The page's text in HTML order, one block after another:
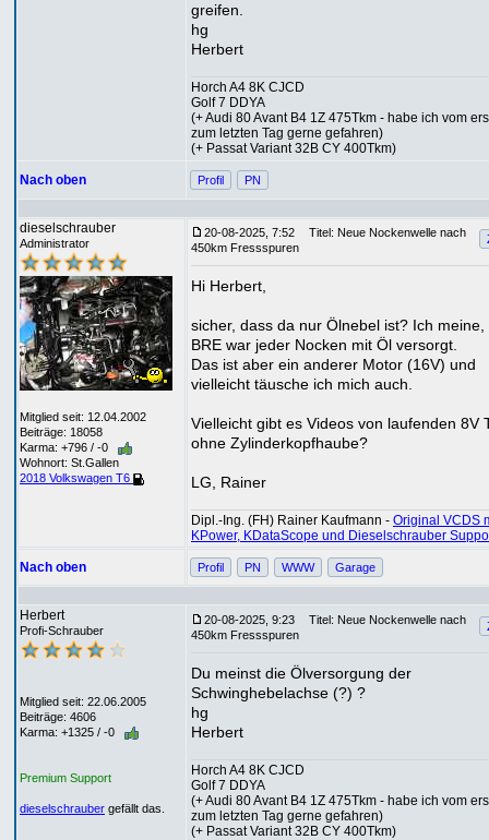
greifen.
hg
Herbert
Horch A4 8K CJCD
Golf 7 DDYA
(+ Audi 80 Avant B4 1Z 475Tkm - habe ich vom
zum letzten Tag gerne gefahren)
(+ Passat Variant 32B CY 400Tkm)
Nach oben Profil PN
dieselschrauber
Administrator
Mitglied seit: 12.04.2002
Beiträge: 18058
Karma: +796 / -0
Wohnort: St.Gallen
2018 Volkswagen T6
20-08-2025, 7:52
Titel: Neue Nockenwelle nach
450km Fressspuren
Hi Herbert,
sicher, dass da nur Ölnebel ist? Ich meine,
BRE war jeder Nocken mit Öl versorgt.
Das ist aber ein anderer Motor (16V) und
vielleicht täusche ich mich auch.
Vielleicht gibt es Videos von laufenden 8V
ohne Zylinderkopfhaube?
LG, Rainer
Dipl.-Ing. (FH) Rainer Kaufmann - Original VCDS
KPower, KDataScope und Dieselschrauber
Nach oben Profil PN WWW Garage
Herbert
Profi-Schrauber
Mitglied seit: 22.06.2005
Beiträge: 4606
Karma: +1325 / -0
Premium Support
dieselschrauber gefällt das.
20-08-2025, 9:23
Titel: Neue Nockenwelle nach
450km Fressspuren
Du meinst die Ölversorgung der
Schwinghebelachse (?) ?
hg
Herbert
Horch A4 8K CJCD
Golf 7 DDYA
(+ Audi 80 Avant B4 1Z 475Tkm - habe ich vom
zum letzten Tag gerne gefahren)
(+ Passat Variant 32B CY 400Tkm)